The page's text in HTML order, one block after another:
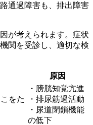
通過障害も、排出障害
が考えられます。症状
関を受診し、適切な検
原因
をた
・膀胱知覚亢進
・排尿筋過活動
・尿道閉鎖機能
の低下